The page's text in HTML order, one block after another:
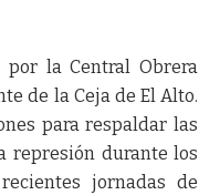
la Central Obrera
de la Ceja de El Alto.
para respaldar las
represión durante los
jornadas de